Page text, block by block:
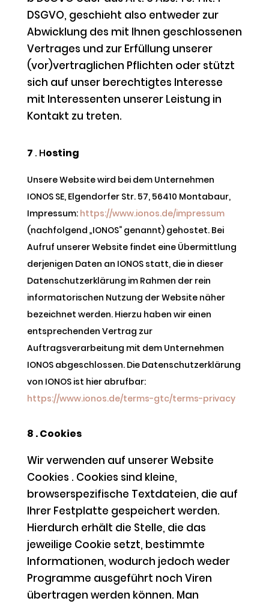
DSGVO, geschieht also entweder zur
Abwicklung des mit Ihnen geschlossenen
Vertrages und zur Erfüllung unserer
(vor)vertraglichen Pflichten oder stützt
sich auf unser berechtigtes Interesse
mit Interessenten unserer Leistung in
Kontakt zu treten.
7 . Hosting
Unsere Website wird bei dem Unternehmen
IONOS SE, Elgendorfer Str. 57, 56410 Montabaur,
Impressum: https://www.ionos.de/impressum
(nachfolgend „IONOS“ genannt) gehostet. Bei
Aufruf unserer Website findet eine Übermittlung
derjenigen Daten an IONOS statt, die in dieser
Datenschutzerklärung im Rahmen der rein
informatorischen Nutzung der Website näher
bezeichnet werden. Hierzu haben wir einen
entsprechenden Vertrag zur
Auftragsverarbeitung mit dem Unternehmen
IONOS abgeschlossen. Die Datenschutzerklärung
von IONOS ist hier abrufbar:
https://www.ionos.de/terms-gtc/terms-privacy
8 . Cookies
Wir verwenden auf unserer Website
Cookies . Cookies sind kleine,
browserspezifische Textdateien, die auf
Ihrer Festplatte gespeichert werden.
Hierdurch erhält die Stelle, die das
jeweilige Cookie setzt, bestimmte
Informationen, wodurch jedoch weder
Programme ausgeführt noch Viren
übertragen werden können. Man